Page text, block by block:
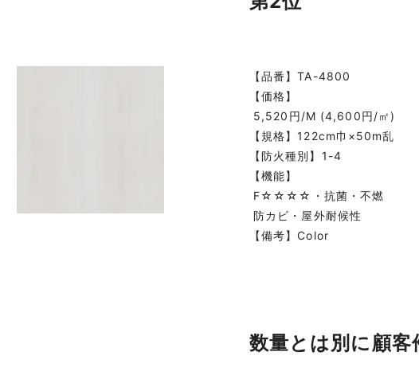
【品番】TA-4800
【価格】
5,520円/M (4,600円/㎡)
【規格】122cm巾×50m乱
【防火種別】1-4
【機能】
F☆☆☆☆・抗菌・不燃
防カビ・屋外耐候性
【備考】Color
数量とは別に顧